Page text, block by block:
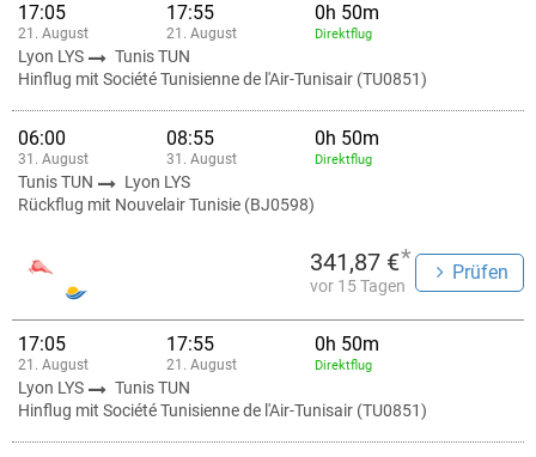
17:05
21. August
17:55
21. August
0h 50m
Direktflug
Lyon LYS
Tunis TUN
Hinflug mit Société Tunisienne de l'Air-Tunisair (TU0851)
06:00
31. August
08:55
31. August
0h 50m
Direktflug
Tunis TUN
Lyon LYS
Rückflug mit Nouvelair Tunisie (BJ0598)
341,87 €*
vor 15 Tagen
Prüfen
17:05
21. August
17:55
21. August
0h 50m
Direktflug
Lyon LYS
Tunis TUN
Hinflug mit Société Tunisienne de l'Air-Tunisair (TU0851)